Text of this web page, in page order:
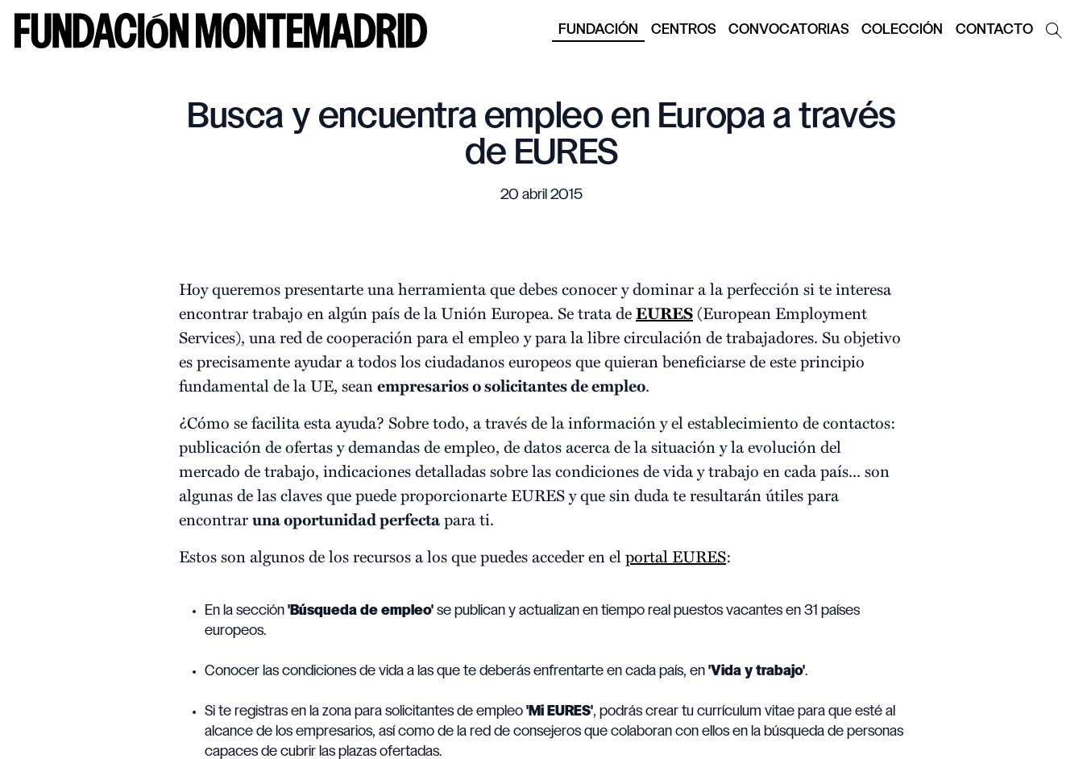
FUNDACIÓN CENTROS CONVOCATORIAS COLECCIÓN CONTACTO
Busca y encuentra empleo en Europa a través
de EURES
20 abril 2015
Hoy queremos presentarte una herramienta que debes conocer y dominar a la perfección si te interesa
encontrar trabajo en algún país de la Unión Europea. Se trata deEURES (European Employment
Services), una red de cooperación para el empleo y para la libre circulación de trabajadores. Su objetivo
es precisamente ayudar a todos los ciudadanos europeos que quieran beneficiarse de este principio
fundamental de la UE, seanempresarios o solicitantes de empleo.
¿Cómo se facilita esta ayuda? Sobre todo, a través de la información y el establecimiento de contactos:
publicación de ofertas y demandas de empleo, de datos acerca de la situación y la evolución del
mercado de trabajo, indicaciones detalladas sobre las condiciones de vida y trabajo en cada país... son
algunas de las claves que puede proporcionarte EURES y que sin duda te resultarán útiles para
encontraruna oportunidad perfectapara ti.
Estos son algunos de los recursos a los que puedes acceder en elportal EURES:
En la sección 'Búsqueda de empleo' se publican y actualizan en tiempo real puestos vacantes en 31 países
europeos.
Conocer las condiciones de vida a las que te deberás enfrentarte en cada país, en 'Vida y trabajo'.
Si te registras en la zona para solicitantes de empleo 'Mi EURES', podrás crear tu currículum vitae para que esté al
alcance de los empresarios, así como de la red de consejeros que colaboran con ellos en la búsqueda de personas
capaces de cubrir las plazas ofertadas.